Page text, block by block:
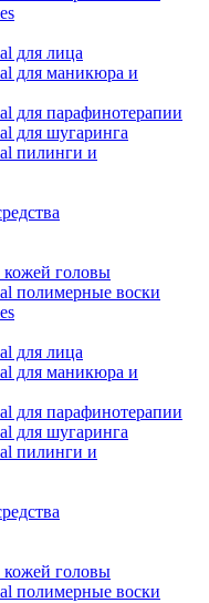
для лица
для маникюра и
для парафинотерапии
для шугаринга
пилинги и
кожей головы
полимерные воски
для лица
для маникюра и
для парафинотерапии
для шугаринга
пилинги и
кожей головы
полимерные воски